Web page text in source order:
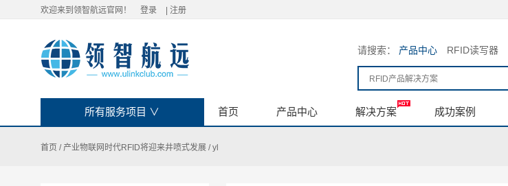
欢迎来到领智航远官网！ 登录 注册
请搜索： 产品中心 RFID读写器
所有服务项目 ∨ 首页 产品中心 解决方案 成功案例
首页 / 产业物联网时代RFID将迎来井喷式发展 /yl